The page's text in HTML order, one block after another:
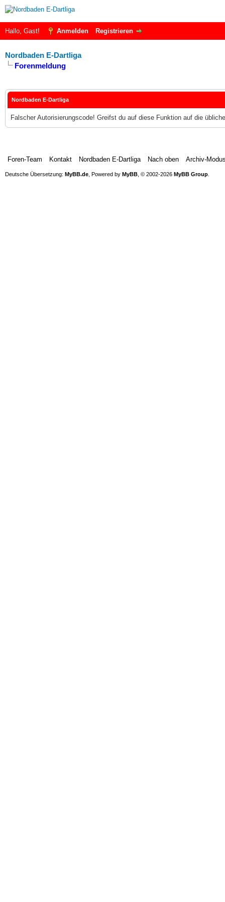
Hallo, Gast! Anmelden Registrieren
Nordbaden E-Dartliga
Forenmeldung
Nordbaden E-Dartliga
Falscher Autorisierungscode! Greifst du auf diese Funktion auf die
Foren-Team Kontakt Nordbaden E-Dartliga Nach oben Archiv-
Deutsche Übersetzung: MyBB.de , Powered by MyBB , © 2002-2026 MyBB Group